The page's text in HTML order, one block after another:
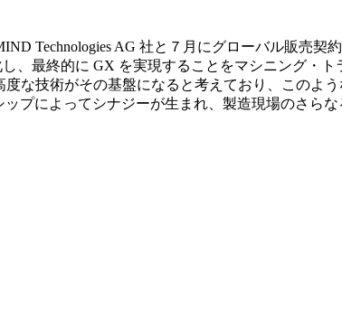
Technologies AG 社と７月にグローバル販売契約
、最終的に GX を実現することをマシニング・
な技術がその基盤になると考えており、このよ
プによってシナジーが生まれ、製造現場のさらな